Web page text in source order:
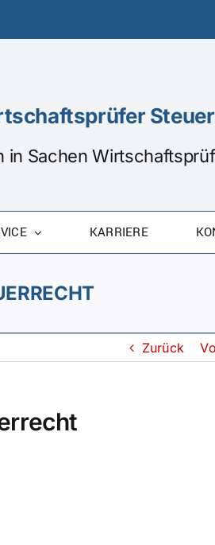
in Sachen
KARRIERE
Zurück